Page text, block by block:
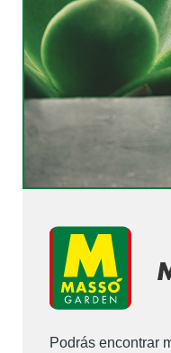
Podrás encontrar